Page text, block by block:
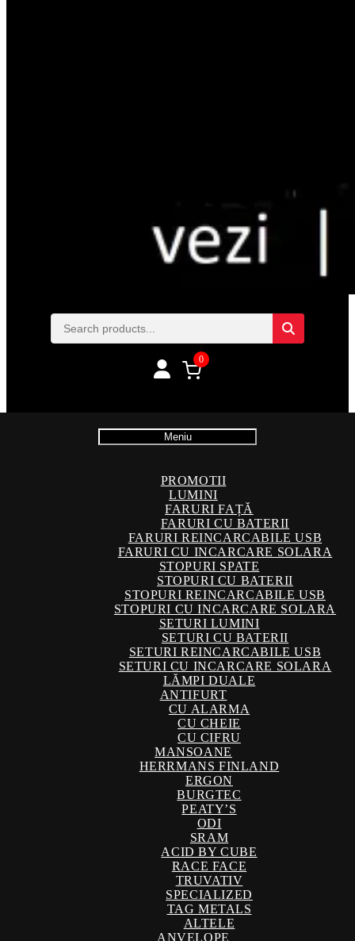
0
Meniu
PROMOTII
LUMINI
FARURI FAȚĂ
FARURI CU BATERII
FARURI REINCARCABILE USB
FARURI CU INCARCARE SOLARA
STOPURI SPATE
STOPURI CU BATERII
STOPURI REINCARCABILE USB
STOPURI CU INCARCARE SOLARA
SETURI LUMINI
SETURI CU BATERII
SETURI REINCARCABILE USB
SETURI CU INCARCARE SOLARA
LĂMPI DUALE
ANTIFURT
CU ALARMA
CU CHEIE
CU CIFRU
MANSOANE
HERRMANS FINLAND
ERGON
BURGTEC
PEATY’S
ODI
SRAM
ACID BY CUBE
RACE FACE
TRUVATIV
SPECIALIZED
TAG METALS
ALTELE
ANVELOPE